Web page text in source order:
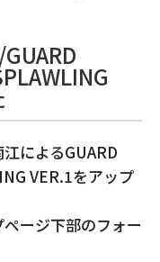
によるGUARD
VER.1をアップ
ージ下部のフォー